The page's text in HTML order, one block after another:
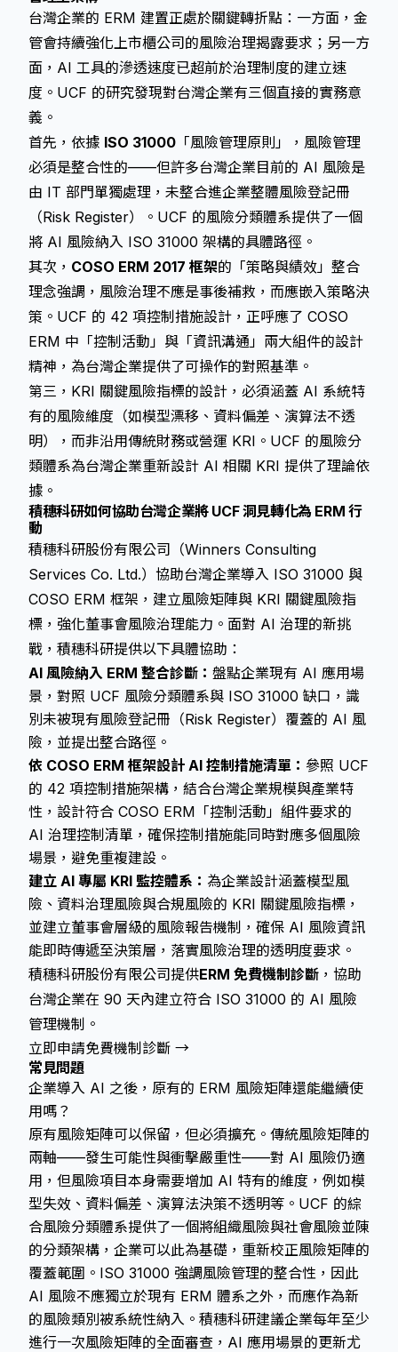
台灣企業的 ERM 建置正處於關鍵轉折點：一方面，金
管會持續強化上市櫃公司的風險治理揭露要求；另一方
面，AI 工具的滲透速度已超前於治理制度的建立速
度。UCF 的研究發現對台灣企業有三個直接的實務意
義。
首先，依據 ISO 31000 「風險管理原則」，風險管理
必須是整合性的——但許多台灣企業目前的 AI 風險是
由 IT 部門單獨處理，未整合進企業整體風險登記冊
（Risk Register）。UCF 的風險分類體系提供了一個
將 AI 風險納入 ISO 31000 架構的具體路徑。
其次， COSO ERM 2017 框架的「策略與績效」整合
理念強調，風險治理不應是事後補救，而應嵌入策略決
策。UCF 的 42 項控制措施設計，正呼應了 COSO
ERM 中「控制活動」與「資訊溝通」兩大組件的設計
精神，為台灣企業提供了可操作的對照基準。
第三，KRI 關鍵風險指標的設計，必須涵蓋 AI 系統特
有的風險維度（如模型漂移、資料偏差、演算法不透
明），而非沿用傳統財務或營運 KRI。UCF 的風險分
類體系為台灣企業重新設計 AI 相關 KRI 提供了理論依
據。
積穗科研如何協助台灣企業將 UCF 洞見轉化為 ERM 行
動
積穗科研股份有限公司（Winners Consulting
Services Co. Ltd.）協助台灣企業導入 ISO 31000 與
COSO ERM 框架，建立風險矩陣與 KRI 關鍵風險指
標，強化董事會風險治理能力。面對 AI 治理的新挑
戰，積穗科研提供以下具體協助：
AI 風險納入 ERM 整合診斷： 盤點企業現有 AI 應用場
景，對照 UCF 風險分類體系與 ISO 31000 缺口，識
別未被現有風險登記冊（Risk Register）覆蓋的 AI 風
險，並提出整合路徑。
依 COSO ERM 框架設計 AI 控制措施清單： 參照 UCF
的 42 項控制措施架構，結合台灣企業規模與產業特
性，設計符合 COSO ERM「控制活動」組件要求的
AI 治理控制清單，確保控制措施能同時對應多個風險
場景，避免重複建設。
建立 AI 專屬 KRI 監控體系： 為企業設計涵蓋模型風
險、資料治理風險與合規風險的 KRI 關鍵風險指標，
並建立董事會層級的風險報告機制，確保 AI 風險資訊
能即時傳遞至決策層，落實風險治理的透明度要求。
積穗科研股份有限公司提供ERM 免費機制診斷 ，協助
台灣企業在 90 天內建立符合 ISO 31000 的 AI 風險
管理機制。
立即申請免費機制診斷 →
常見問題
企業導入 AI 之後，原有的 ERM 風險矩陣還能繼續使
用嗎？
原有風險矩陣可以保留，但必須擴充。傳統風險矩陣的
兩軸——發生可能性與衝擊嚴重性——對 AI 風險仍適
用，但風險項目本身需要增加 AI 特有的維度，例如模
型失效、資料偏差、演算法決策不透明等。UCF 的綜
合風險分類體系提供了一個將組織風險與社會風險並陳
的分類架構，企業可以此為基礎，重新校正風險矩陣的
覆蓋範圍。ISO 31000 強調風險管理的整合性，因此
AI 風險不應獨立於現有 ERM 體系之外，而應作為新
的風險類別被系統性納入。積穗科研建議企業每年至少
進行一次風險矩陣的全面審查，AI 應用場景的更新尤